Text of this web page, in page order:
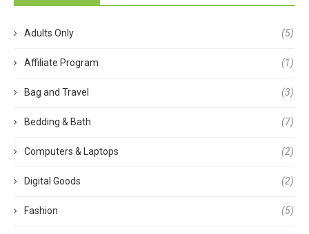
Adults Only (5)
Affiliate Program (1)
Bag and Travel (3)
Bedding & Bath (7)
Computers & Laptops (2)
Digital Goods (2)
Fashion (5)